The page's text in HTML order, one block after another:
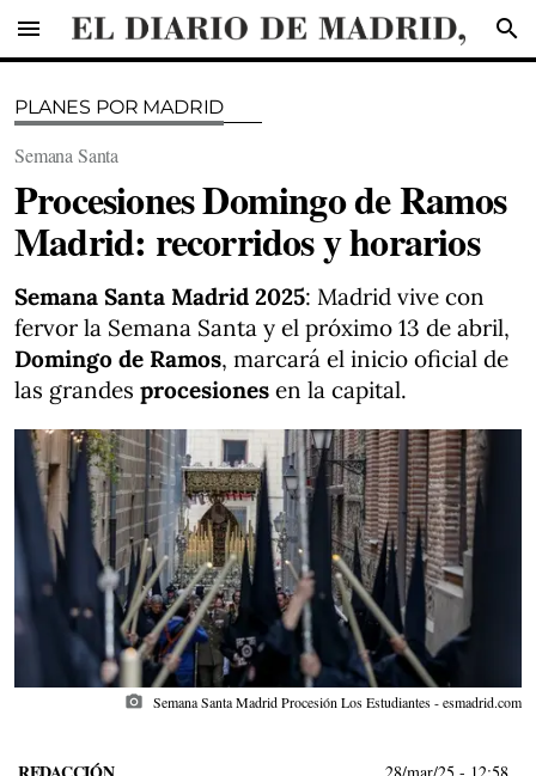
menu search
PLANES POR MADRID
Semana Santa
Procesiones Domingo de Ramos
Madrid: recorridos y horarios
Semana Santa Madrid 2025: Madrid vive con
fervor la Semana Santa y el próximo 13 de abril,
Domingo de Ramos, marcará el inicio oficial de
las grandes procesiones en la capital.
photo_camera Semana Santa Madrid Procesión Los Estudiantes - esmadrid.com
28/mar/25 - 12:58